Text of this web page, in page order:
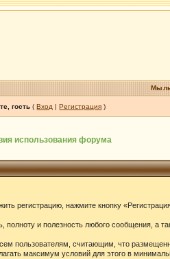
гость (Вход |Регистрация )
использования форума
регистрацию, нажмите кнопку
и полезность любого сообщения, а
пользователям, считающим, что
максимум условий для этого в